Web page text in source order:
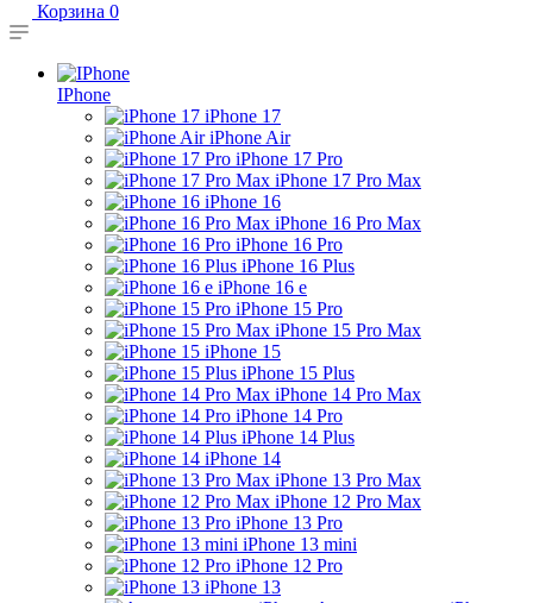
Корзина 0
IPhone
iPhone 17
iPhone Air
iPhone 17 Pro
iPhone 17 Pro Max
iPhone 16
iPhone 16 Pro Max
iPhone 16 Pro
iPhone 16 Plus
iPhone 16 e
iPhone 15 Pro
iPhone 15 Pro Max
iPhone 15
iPhone 15 Plus
iPhone 14 Pro Max
iPhone 14 Pro
iPhone 14 Plus
iPhone 14
iPhone 13 Pro Max
iPhone 12 Pro Max
iPhone 13 Pro
iPhone 13 mini
iPhone 12 Pro
iPhone 13